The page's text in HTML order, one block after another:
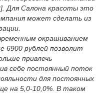
Для Салона красоты это
может сделать из
окрашиванием
6900 рублей позволит
привлечь
себе постоянный поток
для постоянных
на 5,0-10,0%. В таком